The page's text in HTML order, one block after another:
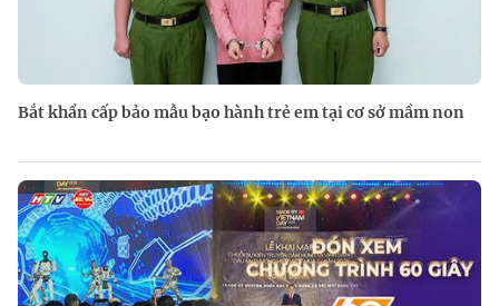
Bắt khẩn cấp bảo mẫu bạo hành trẻ em tại cơ sở mầm non